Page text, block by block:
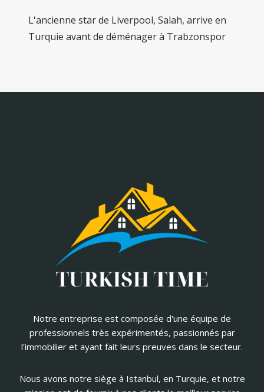
L'ancienne star de Liverpool, Salah, arrive en
Turquie avant de déménager à Trabzonspor
Notre entreprise est composée d'une équipe de
professionnels très expérimentés, passionnés par
l'immobilier et ayant fait leurs preuves dans le secteur.
Nous avons notre siège à Istanbul, en Turquie, et notre